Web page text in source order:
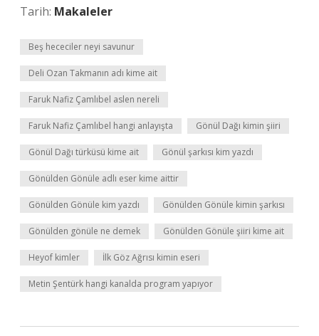
Tarih: Makaleler
Beş hececiler neyi savunur
Deli Ozan Takmanın adı kime ait
Faruk Nafiz Çamlıbel aslen nereli
Faruk Nafiz Çamlıbel hangi anlayışta Gönül Dağı kimin şiiri
Gönül Dağı türküsü kime ait Gönül şarkısı kim yazdı
Gönülden Gönüle adlı eser kime aittir
Gönülden Gönüle kim yazdı Gönülden Gönüle kimin şarkısı
Gönülden gönüle ne demek Gönülden Gönüle şiiri kime ait
Heyof kimler İlk Göz Ağrısı kimin eseri
Metin Şentürk hangi kanalda program yapıyor